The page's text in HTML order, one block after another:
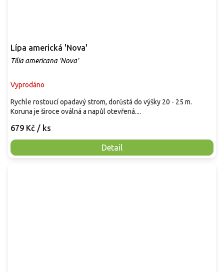
Lípa americká 'Nova'
Tilia americana 'Nova'
Vyprodáno
679 Kč / ks
Detail
Rychle rostoucí opadavý strom, dorůstá do výšky 20 - 25 m.
Koruna je široce oválná a napůl otevřená....